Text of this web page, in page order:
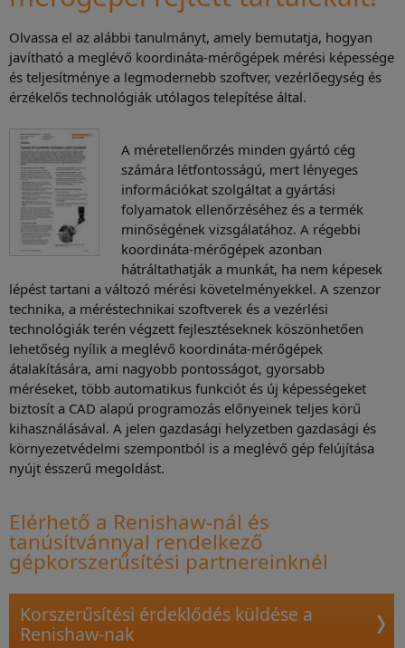
Olvassa el az alábbi tanulmányt, amely bemutatja, hogyan
javítható a meglévő koordináta-mérőgépek mérési képessége
és teljesítménye a legmodernebb szoftver, vezérlőegység és
érzékelős technológiák utólagos telepítése által.
A méretellenőrzés minden gyártó cég
számára létfontosságú, mert lényeges
információkat szolgáltat a gyártási
folyamatok ellenőrzéséhez és a termék
minőségének vizsgálatához. A régebbi
koordináta-mérőgépek azonban
hátráltathatják a munkát, ha nem képesek
lépést tartani a változó mérési követelményekkel. A szenzor
technika, a méréstechnikai szoftverek és a vezérlési
technológiák terén végzett fejlesztéseknek köszönhetően
lehetőség nyílik a meglévő koordináta-mérőgépek
átalakítására, ami nagyobb pontosságot, gyorsabb
méréseket, több automatikus funkciót és új képességeket
biztosít a CAD alapú programozás előnyeinek teljes körű
kihasználásával. A jelen gazdasági helyzetben gazdasági és
környezetvédelmi szempontból is a meglévő gép felújítása
nyújt ésszerű megoldást.
Elérhető a Renishaw-nál és
tanúsítvánnyal rendelkező
gépkorszerűsítési partnereinknél
Korszerűsítési érdeklődés küldése a
Renishaw-nak